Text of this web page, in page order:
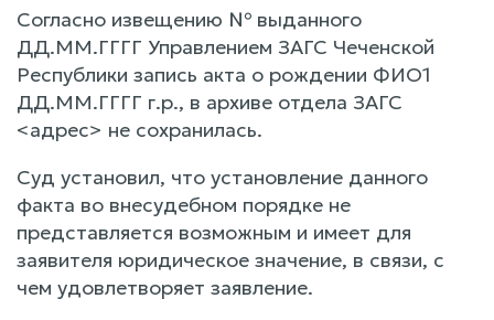
Согласно извещению № выданного
ДД.ММ.ГГГГ Управлением ЗАГС Чеченской
Республики запись акта о рождении ФИО1
ДД.ММ.ГГГГ г.р., в архиве отдела ЗАГС
<адрес> не сохранилась.
Суд установил, что установление данного
факта во внесудебном порядке не
представляется возможным и имеет для
заявителя юридическое значение, в связи, с
чем удовлетворяет заявление.